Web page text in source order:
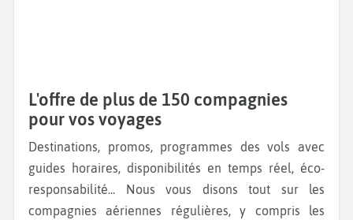
L'offre de plus de 150 compagnies
pour vos voyages
Destinations, promos, programmes des vols avec
guides horaires, disponibilités en temps réel, éco-
responsabilité... Nous vous disons tout sur les
compagnies aériennes régulières, y compris les